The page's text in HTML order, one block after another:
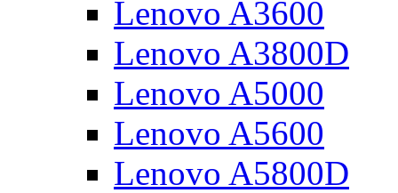
Lenovo A3600
Lenovo A3800D
Lenovo A5000
Lenovo A5600
Lenovo A5800D